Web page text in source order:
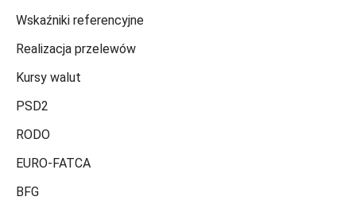
Wskaźniki referencyjne
Realizacja przelewów
Kursy walut
PSD2
RODO
EURO-FATCA
BFG